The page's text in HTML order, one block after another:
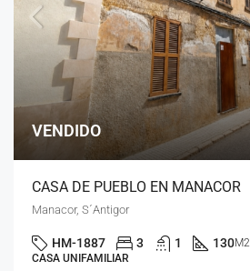
VENDIDO
CASA DE PUEBLO EN MANACOR
Manacor, S´Antigor
HM-1887 3 1 130M2
CASA UNIFAMILIAR